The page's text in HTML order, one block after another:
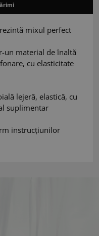
mixul perfect
un material de înaltă
cu elasticitate
lejeră, elastică, cu
suplimentar
instrucțiunilor